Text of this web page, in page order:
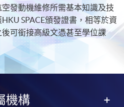
發動機維修所需基本知識及技
SPACE頒發證書，相等於資
可銜接高級文憑甚至學位課
機構